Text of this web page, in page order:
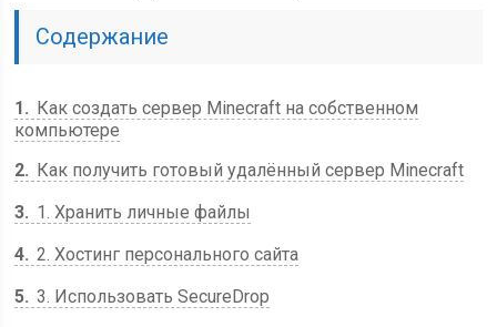
Содержание
1
Как создать сервер Minecraft на собственном
компьютере
2
Как получить готовый удалённый сервер Minecraft
3
1. Хранить личные файлы
4 2. Хостинг персонального сайта
5 3. Использовать SecureDrop